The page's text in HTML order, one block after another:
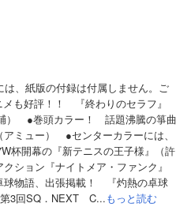
、紙版の付録は付属しません。ご
も好評！！ 『終わりのセラフ』
） ●巻頭カラー！ 話題沸騰の箏曲
ミュー） ●センターカラーには、
杯開幕の『新テニスの王子様』（許
ション『ナイトメア・ファンク』
球物語、出張掲載！ 『灼熱の卓球
3回SQ．NEXT C...もっと読む